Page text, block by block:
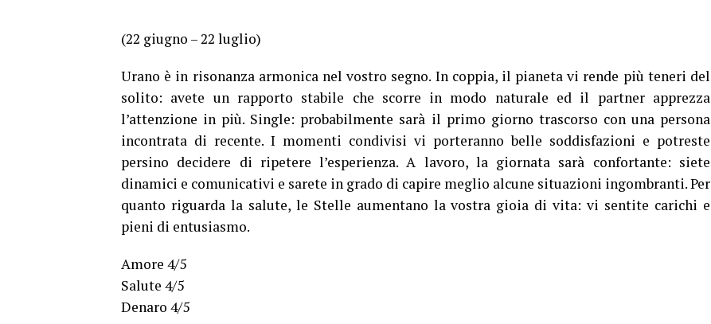
(22 giugno – 22 luglio)
Urano è in risonanza armonica nel vostro segno. In coppia, il pianeta vi rende più teneri del
solito: avete un rapporto stabile che scorre in modo naturale ed il partner apprezza
l’attenzione in più. Single: probabilmente sarà il primo giorno trascorso con una persona
incontrata di recente. I momenti condivisi vi porteranno belle soddisfazioni e potreste
persino decidere di ripetere l’esperienza. A lavoro, la giornata sarà confortante: siete
dinamici e comunicativi e sarete in grado di capire meglio alcune situazioni ingombranti. Per
quanto riguarda la salute, le Stelle aumentano la vostra gioia di vita: vi sentite carichi e
pieni di entusiasmo.
Amore 4/5
Salute 4/5
Denaro 4/5